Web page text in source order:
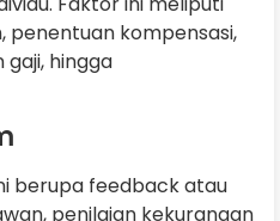
penentuan kompensasi,
gaji, hingga
berupa feedback atau
penilaian kekurangan